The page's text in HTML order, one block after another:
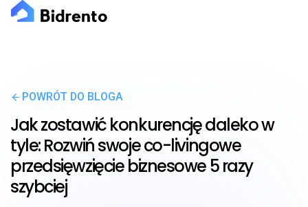
POWRÓT DO BLOGA
Jak zostawić konkurencję daleko w
tyle: Rozwiń swoje co-livingowe
przedsięwzięcie biznesowe 5 razy
szybciej